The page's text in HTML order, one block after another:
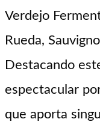
Verdejo
Rueda,
Destacando
espectacular
que aporta